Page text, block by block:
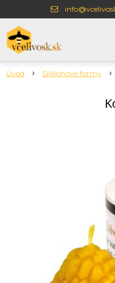
Úvod Silikónové formy